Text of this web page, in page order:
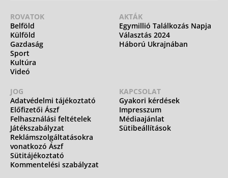
ROVATOK
Belföld
Külföld
Gazdaság
Sport
Kultúra
Videó
AKTÁK
Egymillió Találkozás Napja
Választás 2024
Háború Ukrajnában
JOG
Adatvédelmi tájékoztató
Előfizetői Ászf
Felhasználási feltételek
Játékszabályzat
Reklámszolgáltatásokra
vonatkozó Ászf
Sütitájékoztató
Kommentelési szabályzat
KAPCSOLAT
Gyakori kérdések
Impresszum
Médiaajánlat
Sütibeállítások